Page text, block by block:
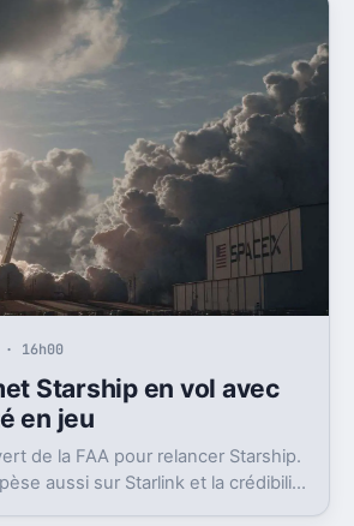
16h00
Starship en vol avec
en jeu
de la FAA pour relancer Starship.
aussi sur Starlink et la crédibilité